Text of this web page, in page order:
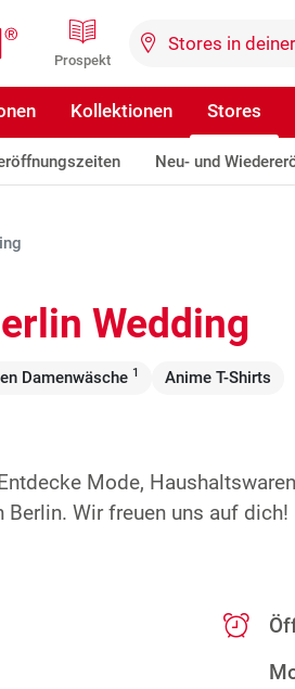
Prospekt
Kollektionen Stores
Neu- und
Wedding
Damenwäsche 1 Anime T-Shirts
Mode,
Wir freuen uns auf dich!